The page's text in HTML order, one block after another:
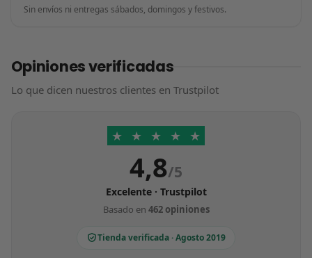
Sin envíos ni entregas sábados, domingos y festivos.
Opiniones verificadas
Lo que dicen nuestros clientes en Trustpilot
★ ★ ★ ★ ★
4,8/5
Excelente · Trustpilot
Basado en 462 opiniones
Tienda verificada · Agosto 2019